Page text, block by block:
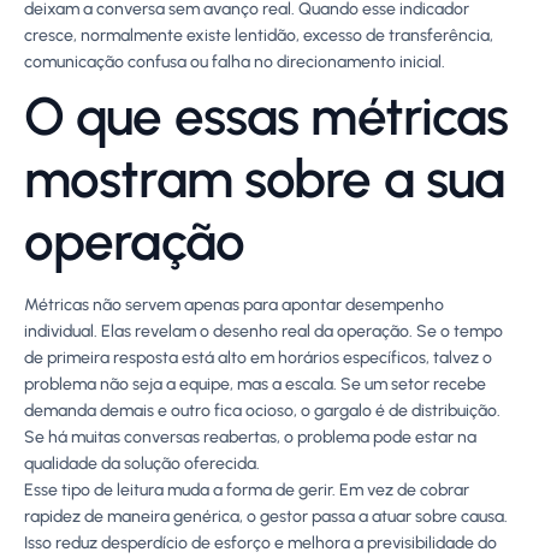
deixam a conversa sem avanço real. Quando esse indicador
cresce, normalmente existe lentidão, excesso de transferência,
comunicação confusa ou falha no direcionamento inicial.
O que essas métricas
mostram sobre a sua
operação
Métricas não servem apenas para apontar desempenho
individual. Elas revelam o desenho real da operação. Se o tempo
de primeira resposta está alto em horários específicos, talvez o
problema não seja a equipe, mas a escala. Se um setor recebe
demanda demais e outro fica ocioso, o gargalo é de distribuição.
Se há muitas conversas reabertas, o problema pode estar na
qualidade da solução oferecida.
Esse tipo de leitura muda a forma de gerir. Em vez de cobrar
rapidez de maneira genérica, o gestor passa a atuar sobre causa.
Isso reduz desperdício de esforço e melhora a previsibilidade do